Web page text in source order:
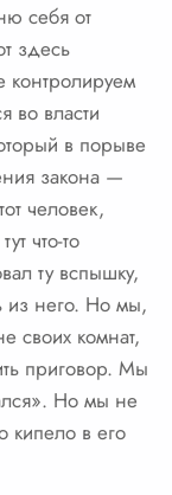
себя от
здесь
во власти
в порыве
закона —
человек,
что-то
ту вспышку,
из него. Но мы,
своих комнат,
приговор. Мы
Но мы не
кипело в его